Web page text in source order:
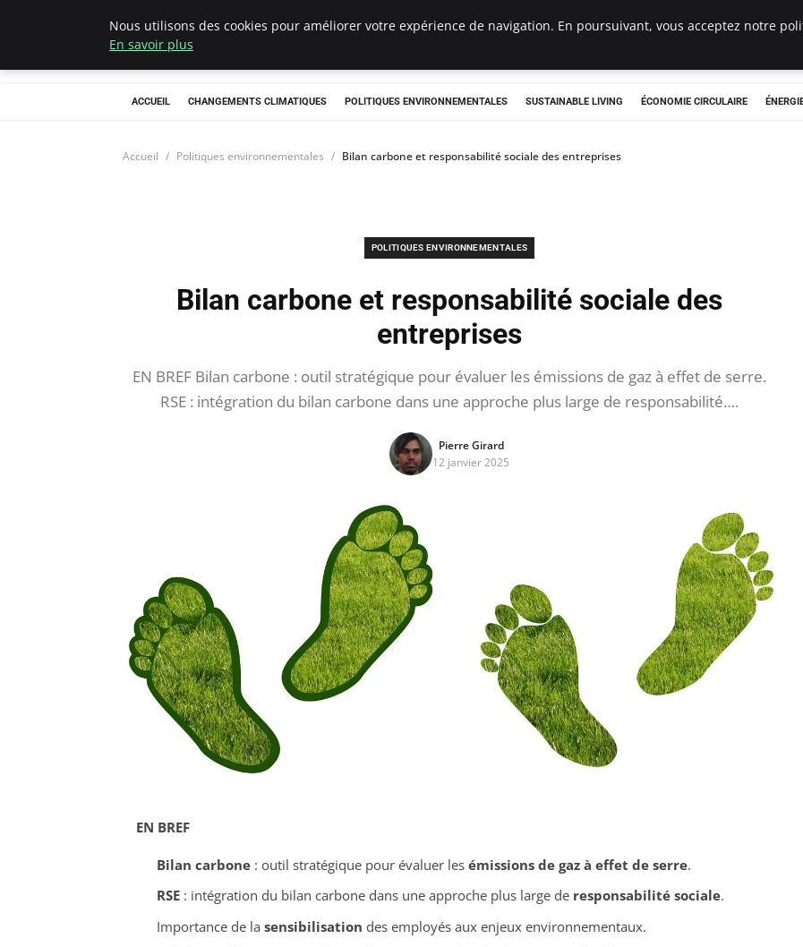
Climategatecountryclub.com
ACCUEIL CHANGEMENTS CLIMATIQUES POLITIQUES ENVIRONNEMENTALES SUSTAINABLE LIVING ÉCONOMIE CIRCULAIRE
Accueil Politiques environnementales Bilan carbone et responsabilité sociale des entreprises
POLITIQUES ENVIRONNEMENTALES
Bilan carbone et responsabilité sociale des
entreprises
EN BREF Bilan carbone : outil stratégique pour évaluer les émissions de gaz à effet de serre.
RSE : intégration du bilan carbone dans une approche plus large de responsabilité….
Pierre Girard
12 janvier 2025
EN BREF
Bilan carbone: outil stratégique pour évaluer les émissions de gaz à effet de serre.
RSE: intégration du bilan carbone dans une approche plus large de responsabilité sociale.
Importance de la sensibilisation des employés aux enjeux environnementaux.
Nous utilisons des cookies pour améliorer votre expérience de navigation. En poursuivant, vous acceptez notre
En savoir plus